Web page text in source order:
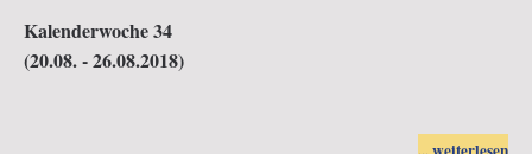
Kalenderwoche 34
(20.08. - 26.08.2018)